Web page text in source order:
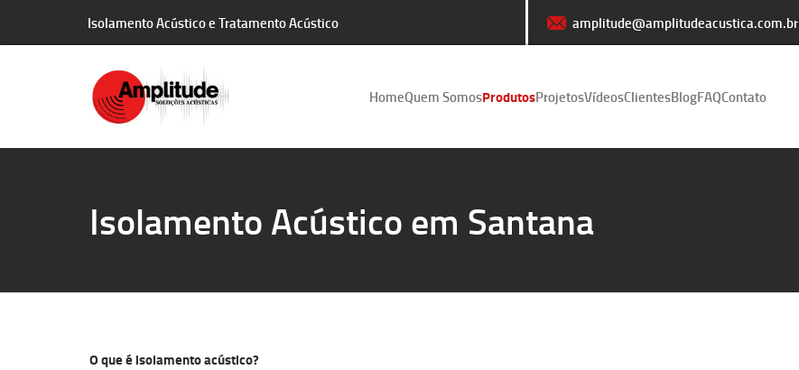
Isolamento Acústico e Tratamento Acústico amplitude@amplitudeacustica.com.br
HomeQuem SomosProdutosProjetosVídeosClientesBlogFAQContato
Isolamento Acústico em Santana
O que é isolamento acústico?